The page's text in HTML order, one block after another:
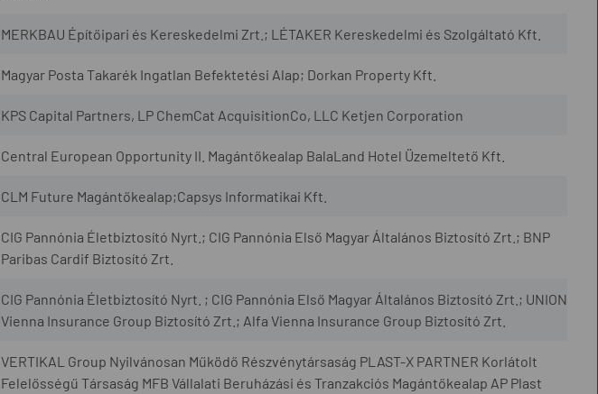
MERKBAU Építőipari és Kereskedelmi Zrt.; LÉTAKER Kereskedelmi és Szolgáltató Kft.
Magyar Posta Takarék Ingatlan Befektetési Alap; Dorkan Property Kft.
KPS Capital Partners, LP ChemCat AcquisitionCo, LLC Ketjen Corporation
Central European Opportunity II. Magántőkealap BalaLand Hotel Üzemeltető Kft.
CLM Future Magántőkealap;Capsys Informatikai Kft.
CIG Pannónia Életbiztosító Nyrt.; CIG Pannónia Első Magyar Általános Biztosító Zrt.; BNP
Paribas Cardif Biztosító Zrt.
CIG Pannónia Életbiztosító Nyrt. ; CIG Pannónia Első Magyar Általános Biztosító Zrt.; UNION
Vienna Insurance Group Biztosító Zrt.; Alfa Vienna Insurance Group Biztosító Zrt.
VERTIKAL Group Nyilvánosan Működő Részvénytársaság PLAST-X PARTNER Korlátolt
Felelősségű Társaság MFB Vállalati Beruházási és Tranzakciós Magántőkealap AP Plast